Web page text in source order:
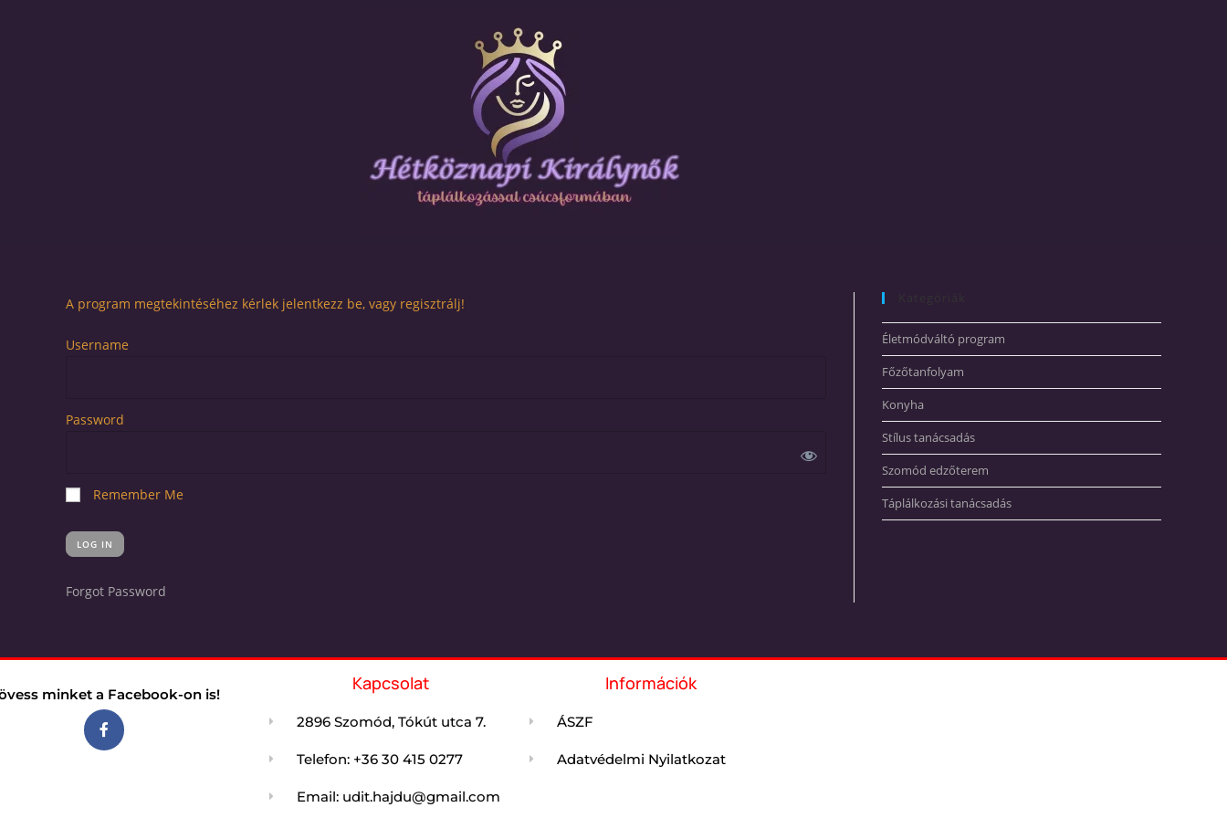
A program megtekintéséhez kérlek jelentkezz be, vagy regisztrálj!
Username
Password
Remember Me
Forgot Password
Életmódváltó program
Főzőtanfolyam
Konyha
Stílus tanácsadás
Szomód edzőterem
Táplálkozási tanácsadás
minket a Facebook-on is!
Kapcsolat
2896 Szomód, Tókút utca 7.
Telefon: +36 30 415 0277
Email: udit.hajdu@gmail.com
Információk
ÁSZF
Adatvédelmi Nyilatkozat